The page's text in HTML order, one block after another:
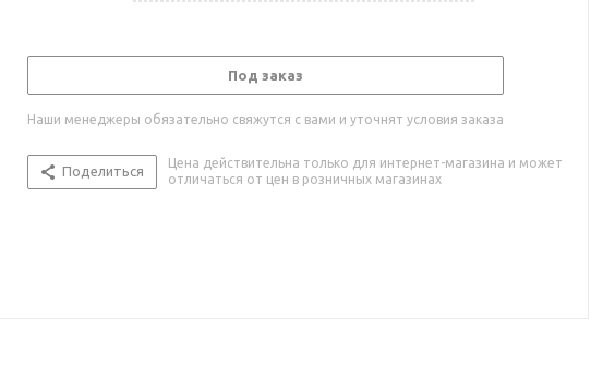
Под заказ
Наши менеджеры обязательно свяжутся с вами и уточнят условия заказа
Поделиться
Цена действительна только для интернет-магазина и может
отличаться от цен в розничных магазинах